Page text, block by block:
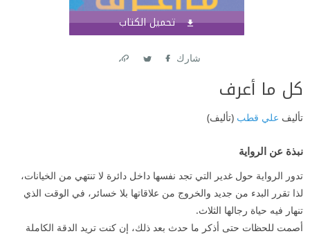
تحميل الكتاب
شارك
كل ما أعرف
تأليف علي قطب (تأليف)
نبذة عن الرواية
تدور الرواية حول غدير التي تجد نفسها داخل دائرة لا تنتهي من الخيانات،
لذا تقرر البدء من جديد والخروج من علاقاتها بلا خسائر، في الوقت الذي
تنهار فيه حياة رجالها الثلاث.
أصمت للحظات حتى أذكر ما حدث بعد ذلك، إن كنت تريد الدقة الكاملة